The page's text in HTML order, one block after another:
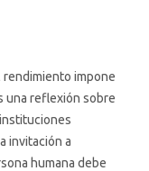
rendimiento impone
una reflexión sobre
invitación a
humana debe